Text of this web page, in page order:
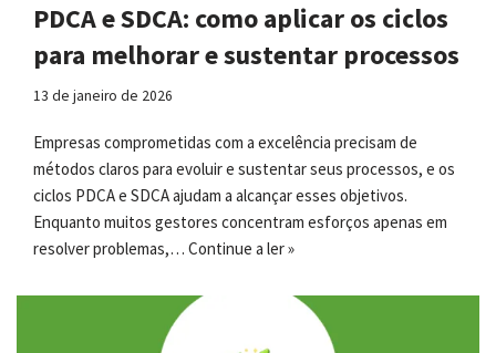
PDCA e SDCA: como aplicar os ciclos
para melhorar e sustentar processos
13 de janeiro de 2026
Empresas comprometidas com a excelência precisam de
métodos claros para evoluir e sustentar seus processos, e os
ciclos PDCA e SDCA ajudam a alcançar esses objetivos.
Enquanto muitos gestores concentram esforços apenas em
resolver problemas,… Continue a ler »